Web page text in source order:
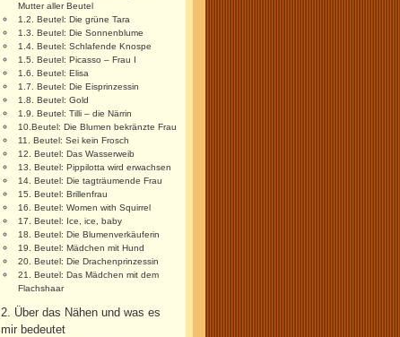
Mutter aller Beutel
1.2. Beutel: Die grüne Tara
1.3. Beutel: Die Sonnenblume
1.4. Beutel: Schlafende Knospe
1.5. Beutel: Picasso – Frau I
1.6. Beutel: Elisa
1.7. Beutel: Die Eisprinzessin
1.8. Beutel: Gold
1.9. Beutel: Tilli – die Närrin
10.Beutel: Die Blumen bekränzte Frau
11. Beutel: Sei kein Frosch
12. Beutel: Das Wasserweib
13. Beutel: Pippilotta wird erwachsen
14. Beutel: Die tagträumende Frau
15. Beutel: Brillenfrau
16. Beutel: Women with Squirrel
17. Beutel: Ice, ice, baby
18. Beutel: Die Blumenverkäuferin
19. Beutel: Mädchen mit Hund
20. Beutel: Die Drachenprinzessin
21. Beutel: Das Mädchen mit dem
Flachshaar
2. Über das Nähen und was es
mir bedeutet